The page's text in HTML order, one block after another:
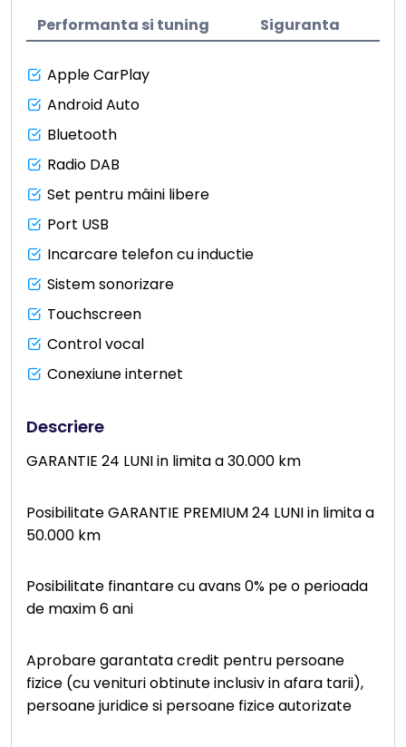
Performanta si tuning Siguranta
Apple CarPlay
Android Auto
Bluetooth
Radio DAB
Set pentru mâini libere
Port USB
Incarcare telefon cu inductie
Sistem sonorizare
Touchscreen
Control vocal
Conexiune internet
Descriere
GARANTIE 24 LUNI in limita a 30.000 km
Posibilitate GARANTIE PREMIUM 24 LUNI in limita a
50.000 km
Posibilitate finantare cu avans 0% pe o perioada
de maxim 6 ani
Aprobare garantata credit pentru persoane
fizice (cu venituri obtinute inclusiv in afara tarii),
persoane juridice si persoane fizice autorizate